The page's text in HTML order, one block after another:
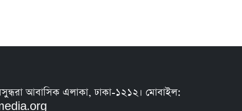
আবাসিক এলাকা, ঢাকা-১২১২। মোবাইল: